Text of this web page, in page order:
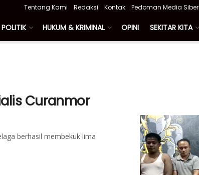
Tentang Kami Redaksi Kontak Pedoman Media Siber
POLITIK HUKUM & KRIMINAL OPINI SEKITAR KITA
Curanmor
berhasil membekuk lima